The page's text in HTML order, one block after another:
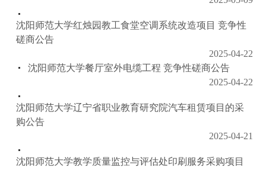
沈阳师范大学红烛园教工食堂空调系统改造项目 竞争性
磋商公告
2025-04-22
沈阳师范大学餐厅室外电缆工程 竞争性磋商公告
2025-04-22
沈阳师范大学辽宁省职业教育研究院汽车租赁项目的采
购公告
2025-04-21
沈阳师范大学教学质量监控与评估处印刷服务采购项目